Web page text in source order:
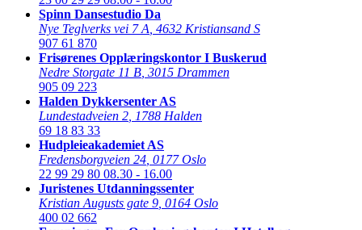
Spinn Dansestudio Da
Nye Teglverks vei 7 A 4632 Kristiansand S
907 61 870
Frisørenes Opplæringskontor I Buskerud
Nedre Storgate 11 B 3015 Drammen
905 09 223
Halden Dykkersenter AS
Lundestadveien 2 1788 Halden
69 18 83 33
Hudpleieakademiet AS
Fredensborgveien 24 0177 Oslo
22 99 29 80 08.30 - 16.00
Juristenes Utdanningssenter
Kristian Augusts gate 9 0164 Oslo
400 02 662